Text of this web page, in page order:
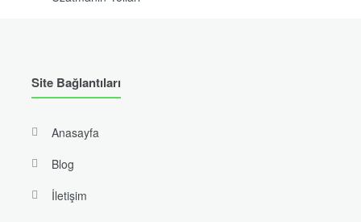
Site Bağlantıları
Anasayfa
Blog
İletişim